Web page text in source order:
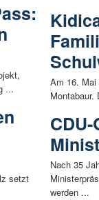
...
setzt
Am 16.
Montabaur.
Nach 35
werden ...